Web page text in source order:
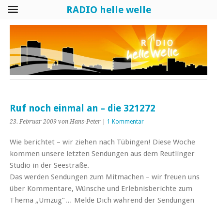
Ruf noch einmal an – die 321272
23. Februar 2009 von Hans-Peter 1 Kommentar
Wie berichtet – wir ziehen nach Tübingen! Diese Woche
kommen unsere letzten Sendungen aus dem Reutlinger
Studio in der Seestraße.
Das werden Sendungen zum Mitmachen – wir freuen uns
über Kommentare, Wünsche und Erlebnisberichte zum
Thema „Umzug“… Melde Dich während der Sendungen
RADIO helle welle